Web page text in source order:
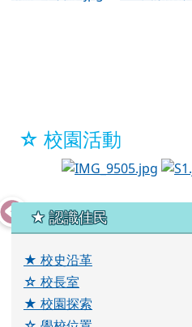
★ 成語隨時背
行ㄒ
ㄧˊ 不ㄅ
ˋ
走路不走小路。比喻人行事
☆ 佳民剪影